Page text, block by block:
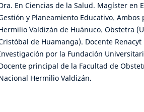
En Ciencias de la Salud. Magíster en
y Planeamiento Educativo.
Valdizán de Huánuco. Obstetra
de Huamanga). Docente Renacyt
por la Fundación
principal de la Facultad de
Hermilio Valdizán.